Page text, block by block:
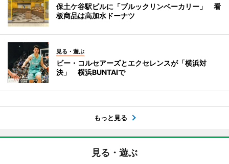
保土ケ谷駅ビルに「ブルックリンベーカリー」 看
板商品は高加水ドーナツ
見る・遊ぶ
ビー・コルセアーズとエクセレンスが「横浜対
決」 横浜BUNTAIで
もっと見る
見る・遊ぶ